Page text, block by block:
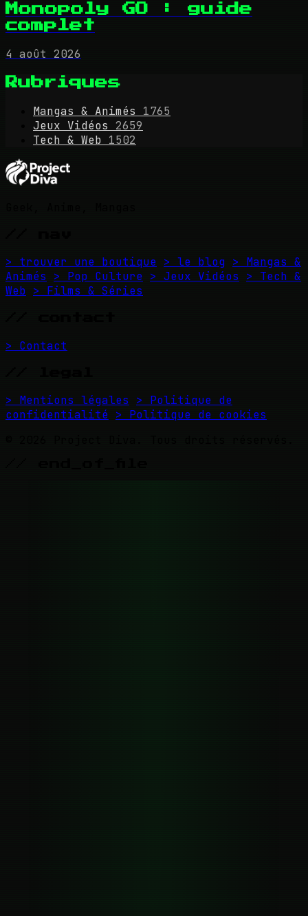
Monopoly GO : guide
complet
4 août 2026
Rubriques
Mangas & Animés
1765
Jeux Vidéos
2659
Tech & Web 1502
> trouver une boutique > le blog > Mangas &
Animés
> Pop Culture > Jeux Vidéos
> Tech &
Web > Films & Séries
> Contact
> Mentions légales
> Politique de
confidentialité > Politique de cookies